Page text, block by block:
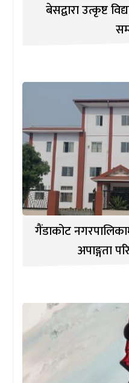
बेसद्वारा उत्कृष्ट
गैंडाकोट
अपाङ्गता